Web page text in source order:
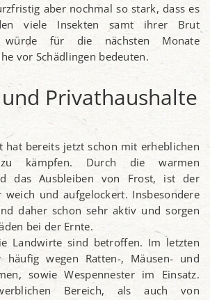
aber nochmal so stark, dass es
viele Insekten samt ihrer Brut
würde für die nächsten Monate
vor Schädlingen bedeuten.
Privathaushalte
hat bereits jetzt schon mit erheblichen
zu kämpfen. Durch die warmen
das Ausbleiben von Frost, ist der
weich und aufgelockert. Insbesondere
daher schon sehr aktiv und sorgen
bei der Ernte.
Landwirte sind betroffen. Im letzten
wegen Ratten-, Mäusen- und
sowie Wespennester im Einsatz.
Bereich, als auch von